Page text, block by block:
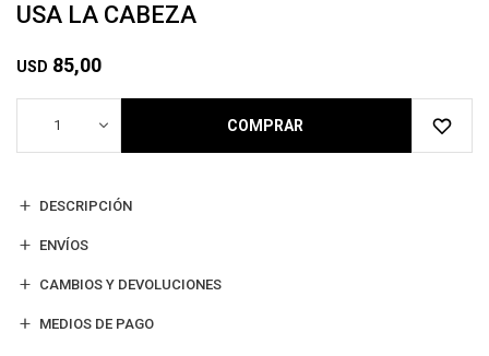
USA LA CABEZA
USD 85,00
1 COMPRAR
DESCRIPCIÓN
ENVÍOS
CAMBIOS Y DEVOLUCIONES
MEDIOS DE PAGO